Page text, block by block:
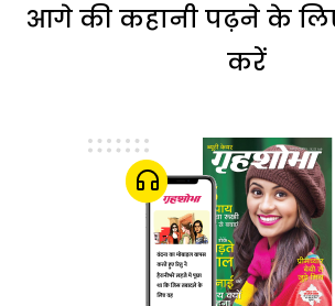
आगे की कहानी पढ़ने के
करें